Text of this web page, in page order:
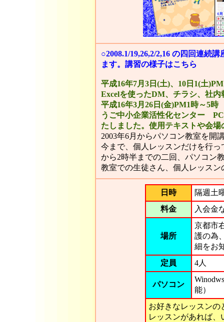
○2008.1/19,26,2/2,16 の四回連続
ます。講習の様子はこちら
平成16年7月3日(土)、10日1(土)
Excelを使ったDM、チラシ、社
平成16年3月26日(金)PM1時～5
うご中小企業活性化センター
たしました。使用テキストや会場
2003年6月からパソコン教室を開
今まで、個人レッスンだけを行
から2時半までの二回、パソコン
教室での生徒さん、個人レッスン
日時
隔週土
料金
入会金
場所
京都市
護の為
細をお
定員
4人
パソコン
能）
お好きなレッスンの
レッスンがあれば、